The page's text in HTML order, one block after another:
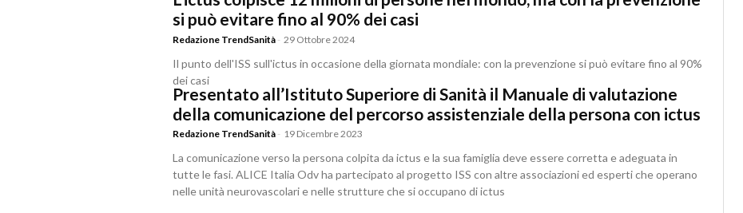
si può evitare fino al 90% dei casi
Redazione TrendSanità - 29 Ottobre 2024
Il punto dell'ISS sull'ictus in occasione della giornata mondiale: con la prevenzione si può evitare fino al 90%
dei casi
Presentato all’Istituto Superiore di Sanità il Manuale di valutazione
della comunicazione del percorso assistenziale della persona con ictus
Redazione TrendSanità - 19 Dicembre 2023
La comunicazione verso la persona colpita da ictus e la sua famiglia deve essere corretta e adeguata in
tutte le fasi. ALICE Italia Odv ha partecipato al progetto ISS con altre associazioni ed esperti che operano
nelle unità neurovascolari e nelle strutture che si occupano di ictus